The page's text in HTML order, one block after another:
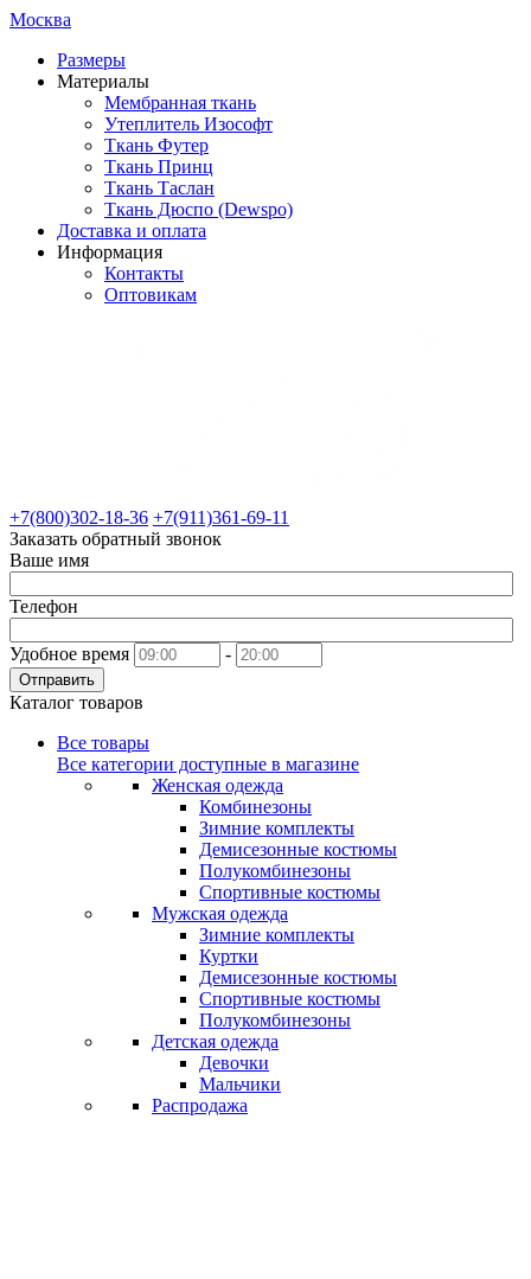
Москва
Размеры
Материалы
Мембранная ткань
Утеплитель Изософт
Ткань Футер
Ткань Принц
Ткань Таслан
Ткань Дюспо (Dewspo)
Доставка и оплата
Информация
Контакты
Оптовикам
+7(800)302-18-36 +7(911)361-69-11
Заказать обратный звонок
Ваше имя
Телефон
Удобное время -
Отправить
Каталог товаров
Все товары
Все категории доступные в магазине
Женская одежда
Комбинезоны
Зимние комплекты
Демисезонные костюмы
Полукомбинезоны
Спортивные костюмы
Мужская одежда
Зимние комплекты
Куртки
Демисезонные костюмы
Спортивные костюмы
Полукомбинезоны
Детская одежда
Девочки
Мальчики
Распродажа